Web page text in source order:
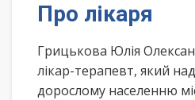
Про лікаря
Грицькова Юлія
лікар-терапевт, який
дорослому населенню